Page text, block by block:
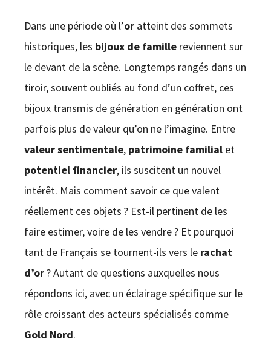
Dans une période où l’oratteint des sommets
historiques, les bijoux de famillereviennent sur
le devant de la scène. Longtemps rangés dans un
tiroir, souvent oubliés au fond d’un coffret, ces
bijoux transmis de génération en génération ont
parfois plus de valeur qu’on ne l’imagine. Entre
valeur sentimentale, patrimoine familialet
potentiel financier, ils suscitent un nouvel
intérêt. Mais comment savoir ce que valent
réellement ces objets ? Est-il pertinent de les
faire estimer, voire de les vendre ? Et pourquoi
tant de Français se tournent-ils vers le rachat
d’or? Autant de questions auxquelles nous
répondons ici, avec un éclairage spécifique sur le
rôle croissant des acteurs spécialisés comme
Gold Nord.